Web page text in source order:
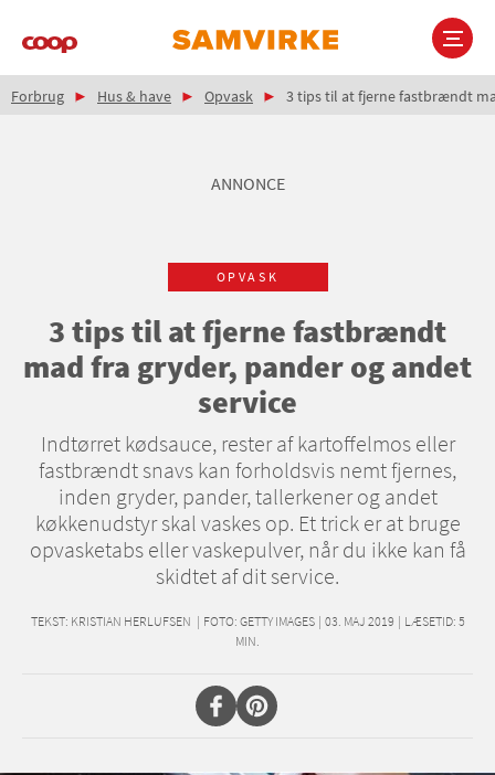
Main
Brødkrumme
Forbrug Hus & have Opvask 3 tips til at fjerne fastbrændt
ANNONCE
OPVASK
3 tips til at fjerne fastbrændt
mad fra gryder, pander og andet
service
Indtørret kødsauce, rester af kartoffelmos eller
fastbrændt snavs kan forholdsvis nemt fjernes,
inden gryder, pander, tallerkener og andet
køkkenudstyr skal vaskes op. Et trick er at bruge
opvasketabs eller vaskepulver, når du ikke kan få
skidtet af dit service.
TEKST: KRISTIAN HERLUFSEN | FOTO: GETTY IMAGES | 03. MAJ 2019 | LÆSETID: 5
MIN.